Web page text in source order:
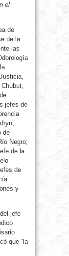
el
de
de la
las
jefes de
de
Negro;
de la
de
y
jefe
que “la